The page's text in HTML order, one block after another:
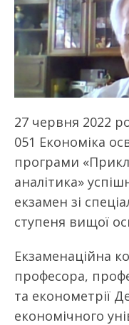
27 червня 2022
051 Економіка
програми
аналітика»
екзамен зі
ступеня вищої
Екзаменаційна
професора,
та економетрії
економічного